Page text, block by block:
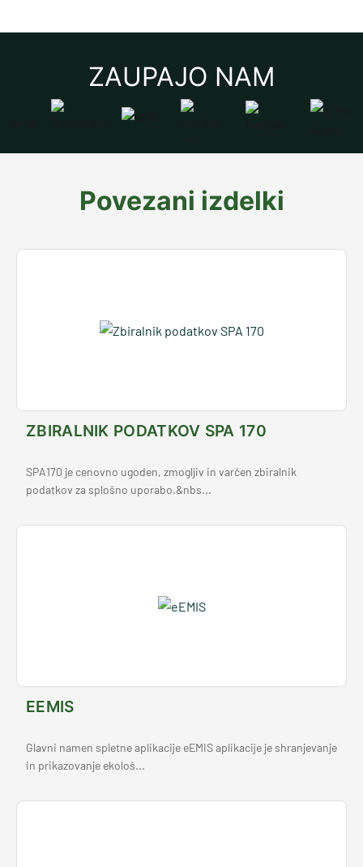
ZAUPAJO NAM
Povezani izdelki
ZBIRALNIK PODATKOV SPA 170
SPA170 je cenovno ugoden, zmogljiv in varčen zbiralnik
podatkov za splošno uporabo.&nbs...
EEMIS
Glavni namen spletne aplikacije eEMIS aplikacije je shranjevanje
in prikazovanje ekološ...